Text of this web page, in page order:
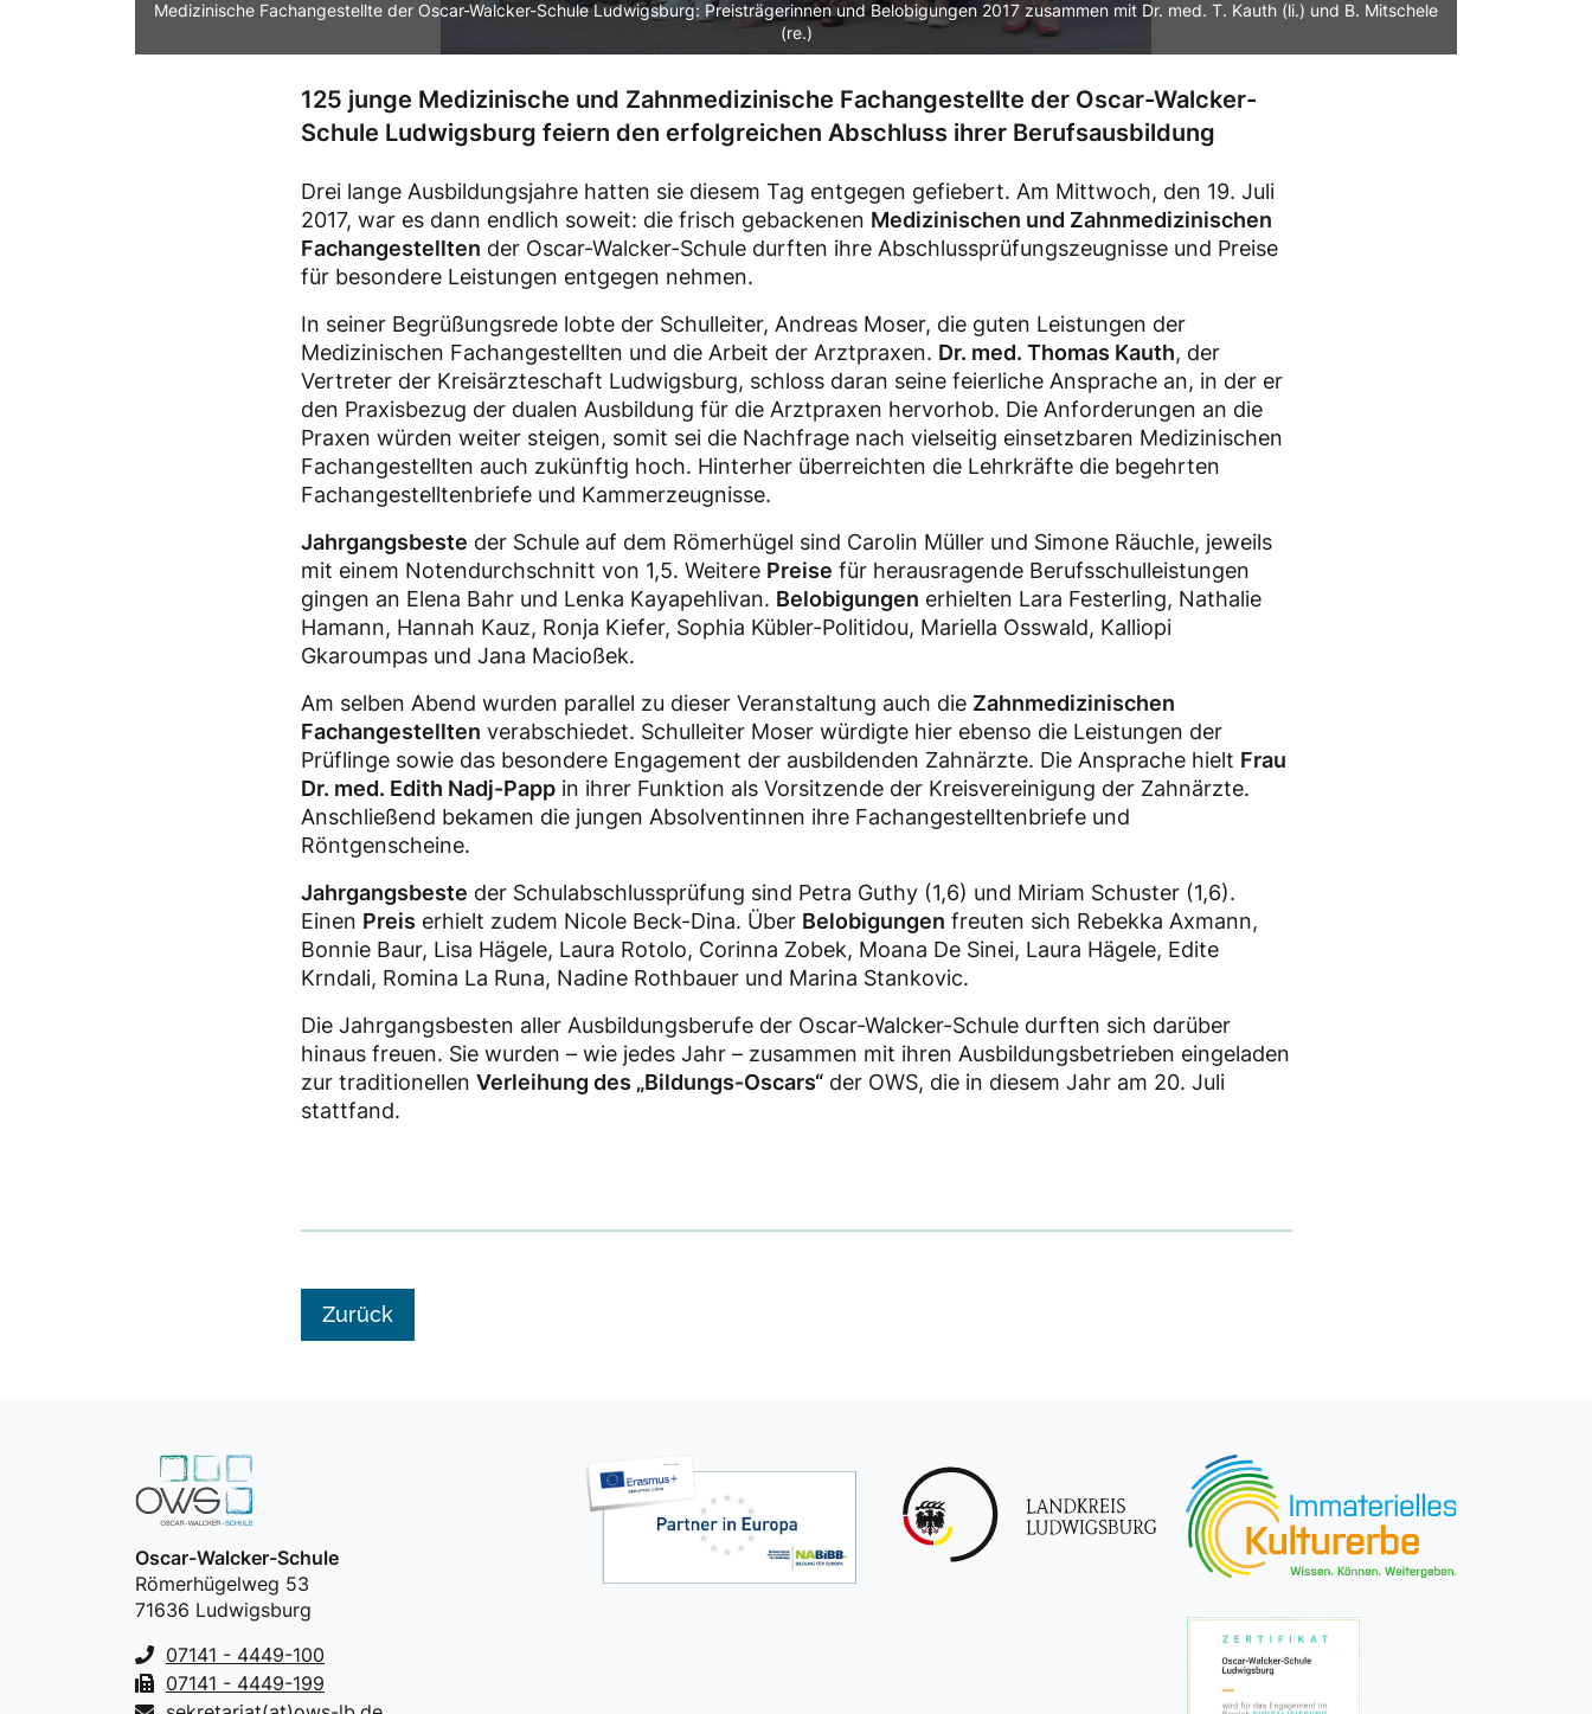
Medizinische Fachangestellte der Oscar-Walcker-Schule Ludwigsburg: Preisträgerinnen und Belobigungen 2017 zusammen mit Dr. med. T. Kauth (li.) und B. Mitschele
(re.)
125 junge Medizinische und Zahnmedizinische Fachangestellte der Oscar-Walcker-
Schule Ludwigsburg feiern den erfolgreichen Abschluss ihrer Berufsausbildung
Drei lange Ausbildungsjahre hatten sie diesem Tag entgegen gefiebert. Am Mittwoch, den 19. Juli
2017, war es dann endlich soweit: die frisch gebackenen Medizinischen und Zahnmedizinischen
Fachangestellten der Oscar-Walcker-Schule durften ihre Abschlussprüfungszeugnisse und Preise
für besondere Leistungen entgegen nehmen.
In seiner Begrüßungsrede lobte der Schulleiter, Andreas Moser, die guten Leistungen der
Medizinischen Fachangestellten und die Arbeit der Arztpraxen. Dr. med. Thomas Kauth, der
Vertreter der Kreisärzteschaft Ludwigsburg, schloss daran seine feierliche Ansprache an, in der er
den Praxisbezug der dualen Ausbildung für die Arztpraxen hervorhob. Die Anforderungen an die
Praxen würden weiter steigen, somit sei die Nachfrage nach vielseitig einsetzbaren Medizinischen
Fachangestellten auch zukünftig hoch. Hinterher überreichten die Lehrkräfte die begehrten
Fachangestelltenbriefe und Kammerzeugnisse.
Jahrgangsbeste der Schule auf dem Römerhügel sind Carolin Müller und Simone Räuchle, jeweils
mit einem Notendurchschnitt von 1,5. Weitere Preise für herausragende Berufsschulleistungen
gingen an Elena Bahr und Lenka Kayapehlivan. Belobigungen erhielten Lara Festerling, Nathalie
Hamann, Hannah Kauz, Ronja Kiefer, Sophia Kübler-Politidou, Mariella Osswald, Kalliopi
Gkaroumpas und Jana Macioßek.
Am selben Abend wurden parallel zu dieser Veranstaltung auch die Zahnmedizinischen
Fachangestellten verabschiedet. Schulleiter Moser würdigte hier ebenso die Leistungen der
Prüflinge sowie das besondere Engagement der ausbildenden Zahnärzte. Die Ansprache hielt Frau
Dr. med. Edith Nadj-Pappin ihrer Funktion als Vorsitzende der Kreisvereinigung der Zahnärzte.
Anschließend bekamen die jungen Absolventinnen ihre Fachangestelltenbriefe und
Röntgenscheine.
Jahrgangsbeste der Schulabschlussprüfung sind Petra Guthy (1,6) und Miriam Schuster (1,6).
Einen Preis erhielt zudem Nicole Beck-Dina. Über Belobigungen freuten sich Rebekka Axmann,
Bonnie Baur, Lisa Hägele, Laura Rotolo, Corinna Zobek, Moana De Sinei, Laura Hägele, Edite
Krndali, Romina La Runa, Nadine Rothbauer und Marina Stankovic.
Die Jahrgangsbesten aller Ausbildungsberufe der Oscar-Walcker-Schule durften sich darüber
hinaus freuen. Sie wurden – wie jedes Jahr – zusammen mit ihren Ausbildungsbetrieben eingeladen
zur traditionellen Verleihung des „Bildungs-Oscars“der OWS, die in diesem Jahr am 20. Juli
stattfand.
Zurück
Oscar-Walcker-Schule
Römerhügelweg 53
71636 Ludwigsburg
07141 - 4449-100
07141 - 4449-199